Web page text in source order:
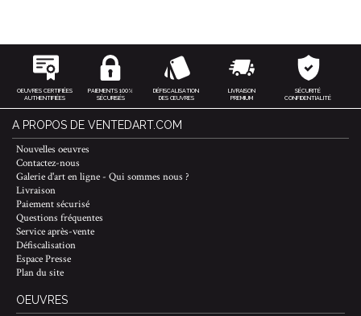
OEUVRES CERTIFIÉES
AUTHENTIFIÉES
PAIEMENTS 100%
SÉCURISÉS
DÉFISCALISATION
DES ŒUVRES
LIVRAISON
PREMIUM
SÉCURITÉ
CONFIDENTIALITÉ
A PROPOS DE VENTEDART.COM
Nouvelles oeuvres
Contactez-nous
Galerie d'art en ligne - Qui sommes nous ?
Livraison
Paiement sécurisé
Questions fréquentes
Service après-vente
Défiscalisation
Espace Presse
Plan du site
OEUVRES